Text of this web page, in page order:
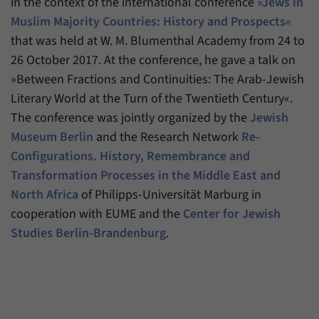
Muslim Majority Countries: History and Prospects«
that was held at W. M. Blumenthal Academy from 24 to
26 October 2017. At the conference, he gave a talk on
»Between Fractions and Continuities: The Arab-Jewish
Literary World at the Turn of the Twentieth Century«.
The conference was jointly organized by the Jewish
Museum Berlin and the Research Network Re-
Configurations. History, Remembrance and
Transformation Processes in the Middle East and
North Africa of Philipps-Universität Marburg in
cooperation with EUME and the Center for Jewish
Studies Berlin-Brandenburg.
Zweck
generierte ID, für die historische Speicherung
Ihrer vorgenommen Einstellungen, falls der
Webseiten-Betreiber dies eingestellt hat.
Name _pk_ref
Anbieter Matomo
Zweck
Mit diesem Cookie können wir speichern, von
welcher Internetseite oder Suchmaschine
Besucher durch eine Verlinkung auf unsere
Internetseite weitergeleitet wurden.
Name _pk_ses